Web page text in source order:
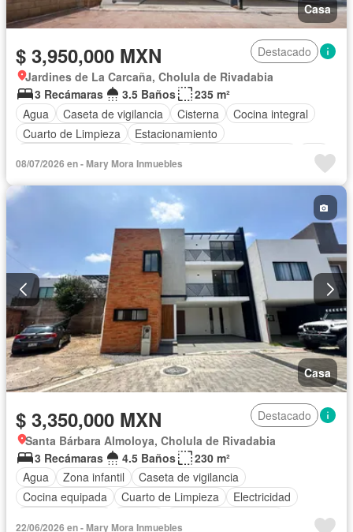
Casa
$ 3,950,000 MXN
Destacado
Jardines de La Carcaña, Cholula de Rivadabia
3 Recámaras
3.5 Baños
235 m²
Agua
Caseta de vigilancia Cisterna
Cocina integral
Cuarto de Limpieza
Estacionamiento
Wifi
Zonas verdes
08/07/2026 en - Mary Mora Inmuebles
Casa
$ 3,350,000 MXN
Destacado
Santa Bárbara Almoloya, Cholula de Rivadabia
3 Recámaras
4.5 Baños
230 m²
Agua
Zona infantil
Caseta de vigilancia
Cocina equipada
Cuarto de Limpieza
Electricidad
22/06/2026 en - Mary Mora Inmuebles